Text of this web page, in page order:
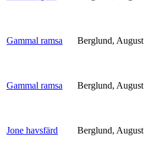
Gammal ramsa Berglund, August
Gammal ramsa Berglund, August
Jone havsfärd Berglund, August